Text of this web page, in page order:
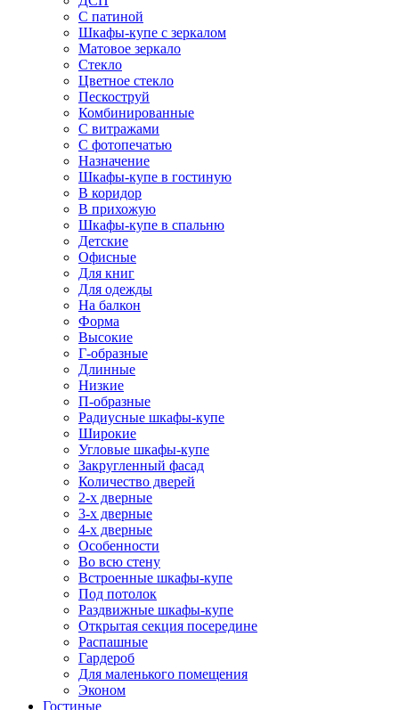
С патиной
Шкафы-купе с зеркалом
Матовое зеркало
Стекло
Цветное стекло
Пескоструй
Комбинированные
С витражами
С фотопечатью
Назначение
Шкафы-купе в гостиную
В коридор
В прихожую
Шкафы-купе в спальню
Детские
Офисные
Для книг
Для одежды
На балкон
Форма
Высокие
Г-образные
Длинные
Низкие
П-образные
Радиусные шкафы-купе
Широкие
Угловые шкафы-купе
Закругленный фасад
Количество дверей
2-х дверные
3-х дверные
4-х дверные
Особенности
Во всю стену
Встроенные шкафы-купе
Под потолок
Раздвижные шкафы-купе
Открытая секция посередине
Распашные
Гардероб
Для маленького помещения
Эконом
Гостиные